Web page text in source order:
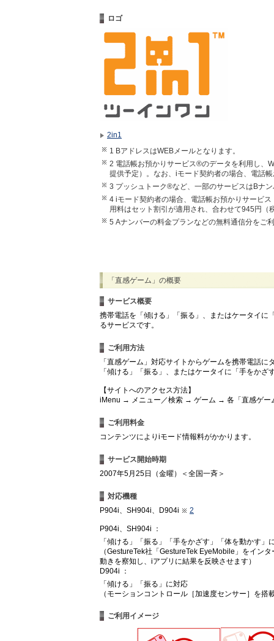
ロゴ
2in1
1 BアドレスはWEBメールとなります。
2 電話帳お預かりサービス®のデータを利用し、
提供予定）。なお、iモード契約者の場合、電話
3 プッシュトーク®など、一部のサービスはBナ
4 iモード契約者の場合、電話帳お預かりサービ
用料はセット割引が適用され、合わせて945円（
5 Aナンバーの料金プランなどの無料通信分をご
「直感ゲーム」の概要
サービス概要
携帯電話を「傾ける」「振る」、またはケータイに
るサービスです。
ご利用方法
「直感ゲーム」対応サイトからゲームを携帯電話
「傾ける」「振る」、またはケータイに「手をか
【サイトへのアクセス方法】
iMenu → メニュー／検索 → ゲーム → 各「直感ゲー
ご利用料金
コンテンツによりiモード情報料がかかります。
サービス開始時期
2007年5月25日（金曜）＜全国一斉＞
対応機種
P904i、SH904i、D904i
2
P904i、SH904i ：
「傾ける」「振る」「手をかざす」「体を動かす」
（GestureTek社「GestureTek EyeMobile」をイン
動きを察知し、iアプリに結果を反映させます）
D904i ：
「傾ける」「振る」に対応
（モーションコントロール［加速度センサー］を
ご利用イメージ